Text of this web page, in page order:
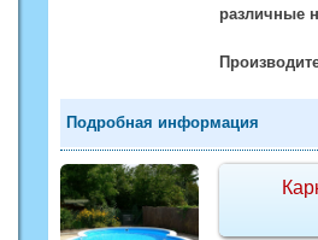
различные
Подробная информация